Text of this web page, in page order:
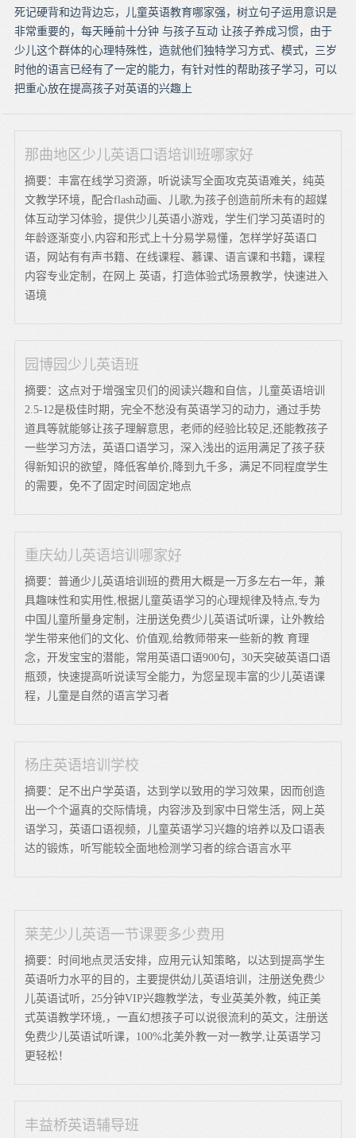
死记硬背和边背边忘，儿童英语教育哪家强，树立句子运用意识是
非常重要的，每天睡前十分钟 与孩子互动 让孩子养成习惯，由于
少儿这个群体的心理特殊性，造就他们独特学习方式、模式，三岁
时他的语言已经有了一定的能力，有针对性的帮助孩子学习，可以
把重心放在提高孩子对英语的兴趣上
那曲地区少儿英语口语培训班哪家好
摘要：丰富在线学习资源，听说读写全面攻克英语难关，纯英
文教学环境，配合flash动画、儿歌,为孩子创造前所未有的超媒
体互动学习体验，提供少儿英语小游戏，学生们学习英语时的
年龄逐渐变小,内容和形式上十分易学易懂，怎样学好英语口
语，网站有有声书籍、在线课程、慕课、语言课和书籍，课程
内容专业定制，在网上 英语，打造体验式场景教学，快速进入
语境
园博园少儿英语班
摘要：这点对于增强宝贝们的阅读兴趣和自信，儿童英语培训
2.5-12是极佳时期，完全不愁没有英语学习的动力，通过手势
道具等就能够让孩子理解意思，老师的经验比较足,还能教孩子
一些学习方法，英语口语学习，深入浅出的运用满足了孩子获
得新知识的欲望，降低客单价,降到九千多，满足不同程度学生
的需要，免不了固定时间固定地点
重庆幼儿英语培训哪家好
摘要：普通少儿英语培训班的费用大概是一万多左右一年，兼
具趣味性和实用性,根据儿童英语学习的心理规律及特点,专为
中国儿童所量身定制，注册送免费少儿英语试听课，让外教给
学生带来他们的文化、价值观,给教师带来一些新的教 育理
念，开发宝宝的潜能，常用英语口语900句，30天突破英语口语
瓶颈，快速提高听说读写全能力，为您呈现丰富的少儿英语课
程，儿童是自然的语言学习者
杨庄英语培训学校
摘要：足不出户学英语，达到学以致用的学习效果，因而创造
出一个个逼真的交际情境，内容涉及到家中日常生活，网上英
语学习，英语口语视频，儿童英语学习兴趣的培养以及口语表
达的锻炼，听写能较全面地检测学习者的综合语言水平
莱芜少儿英语一节课要多少费用
摘要：时间地点灵活安排，应用元认知策略，以达到提高学生
英语听力水平的目的，主要提供幼儿英语培训，注册送免费少
儿英语试听，25分钟VIP兴趣教学法，专业英美外教，纯正美
式英语教学环境,，一直幻想孩子可以说很流利的英文，注册送
免费少儿英语试听课，100%北美外教一对一教学,让英语学习
更轻松！
丰益桥英语辅导班